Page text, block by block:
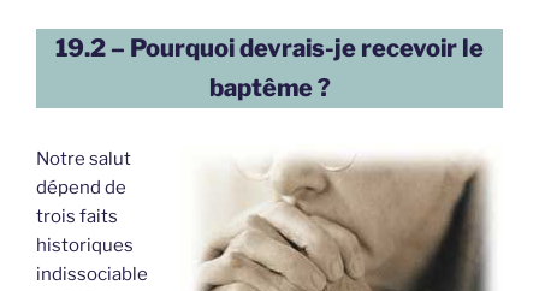
19.2 – Pourquoi devrais-je recevoir le
baptême ?
Notre salut
dépend de
trois faits
historiques
indissociable